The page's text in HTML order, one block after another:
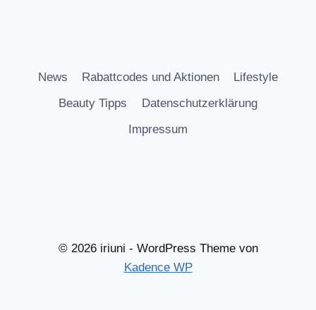
News Rabattcodes und Aktionen
Lifestyle
Beauty Tipps
Datenschutzerklärung
Impressum
© 2026 iriuni - WordPress Theme von
Kadence WP